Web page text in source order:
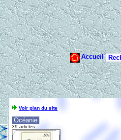
Voir plan du site
Océanie
39 articles